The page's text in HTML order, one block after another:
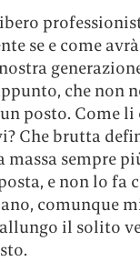
se e come
che non
posto. Come
Che brutta
massa sempre
e non lo fa
comunque
il solito